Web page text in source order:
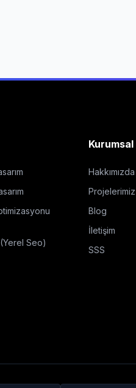
Seo)
Kurumsal
Hakkımızda
Projelerimiz
Blog
İletişim
SSS